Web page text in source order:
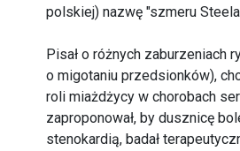
polskiej) nazwę "szmeru
Pisał o różnych zaburzeniach
o migotaniu przedsionków),
roli miażdżycy w chorobach
zaproponował, by dusznicę
stenokardią, badał